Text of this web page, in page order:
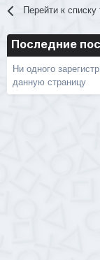
Перейти к списку
Последние
Ни одного
данную страницу